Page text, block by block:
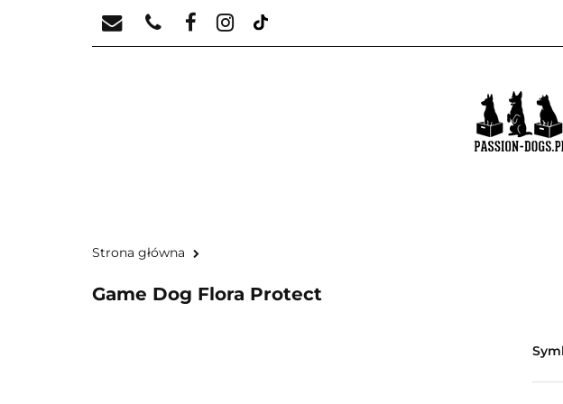
Strona główna
Game Dog Flora Protect